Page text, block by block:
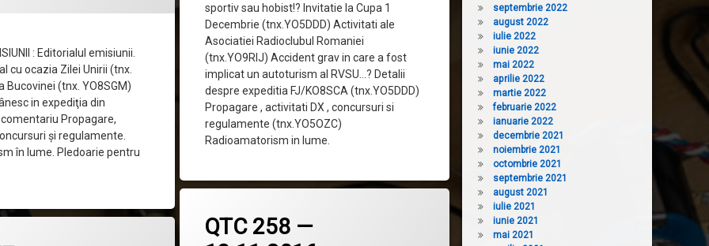
sportiv sau hobist!? Invitatie la Cupa 1
Decembrie (tnx.YO5DDD) Activitati ale
Asociatiei Radioclubul Romaniei
(tnx.YO9RIJ) Accident grav in care a fost
implicat un autoturism al RVSU…? Detalii
despre expeditia FJ/KO8SCA (tnx.YO5DDD)
Propagare , activitati DX , concursuri si
regulamente (tnx.YO5OZC)
Radioamatorism in lume.
: Editorialul emisiunii.
cu ocazia Zilei Unirii (tnx.
Bucovinei (tnx. YO8SGM)
in expediţia din
Propagare,
şi regulamente.
în lume. Pledoarie pentru
QTC 258 —
septembrie 2022
august 2022
iulie 2022
iunie 2022
mai 2022
aprilie 2022
martie 2022
februarie 2022
ianuarie 2022
decembrie 2021
noiembrie 2021
octombrie 2021
septembrie 2021
august 2021
iulie 2021
iunie 2021
mai 2021